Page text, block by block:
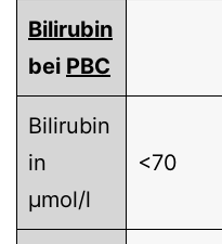
Bilirubin
bei PBC
Bilirubin
in
µmol/l
<70